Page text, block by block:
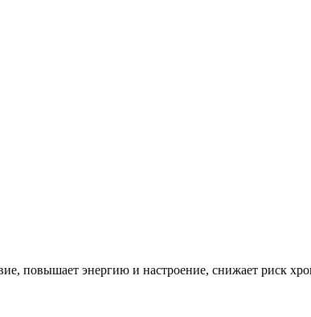
повышает энергию и настроение, снижает риск